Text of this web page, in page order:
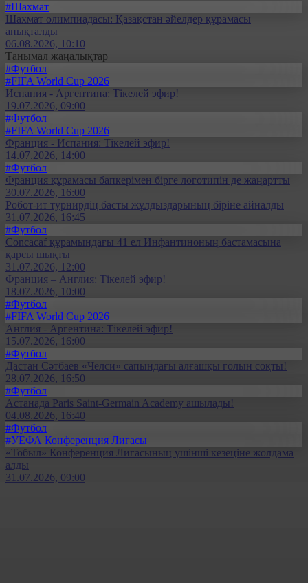
#Шахмат
Шахмат олимпиадасы: Қазақстан әйелдер құрамасы
анықталды
06.08.2026, 10:10
Танымал жаңалықтар
#Футбол
#FIFA World Cup 2026
Испания - Аргентина: Тікелей эфир!
19.07.2026, 09:00
#Футбол
#FIFA World Cup 2026
Франция - Испания: Тікелей эфир!
14.07.2026, 14:00
#Футбол
Франция құрамасы бапкерімен бірге логотипін де жаңартты
30.07.2026, 16:00
Робот-ит турнирдің басты жұлдыздарының біріне айналды
31.07.2026, 16:45
#Футбол
Concacaf құрамындағы 41 ел Инфантиноның бастамасына
қарсы шықты
31.07.2026, 12:00
Франция – Англия: Тікелей эфир!
18.07.2026, 10:00
#Футбол
#FIFA World Cup 2026
Англия - Аргентина: Тікелей эфир!
15.07.2026, 16:00
#Футбол
Дастан Сәтбаев «Челси» сапындағы алғашқы голын соқты!
28.07.2026, 16:50
#Футбол
Астанада Paris Saint-Germain Academy ашылады!
04.08.2026, 16:40
#Футбол
#УЕФА Конференция Лигасы
«Тобыл» Конференция Лигасының үшінші кезеңіне жолдама
алды
31.07.2026, 09:00